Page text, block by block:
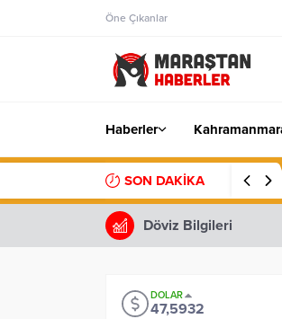
Öne Çıkanlar
Haberler
SON DAKİKA
Döviz Bilgileri
DOLAR
47,5932